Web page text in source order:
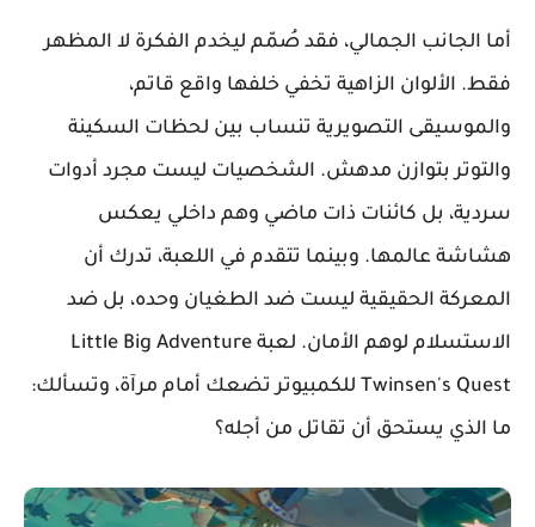
أما الجانب الجمالي، فقد صُمّم ليخدم الفكرة لا المظهر
فقط. الألوان الزاهية تخفي خلفها واقع قاتم،
والموسيقى التصويرية تنساب بين لحظات السكينة
والتوتر بتوازن مدهش. الشخصيات ليست مجرد أدوات
سردية، بل كائنات ذات ماضي وهم داخلي يعكس
هشاشة عالمها. وبينما تتقدم في اللعبة، تدرك أن
المعركة الحقيقية ليست ضد الطغيان وحده، بل ضد
الاستسلام لوهم الأمان. لعبة Little Big Adventure
Twinsen's Quest للكمبيوتر تضعك أمام مرآة، وتسألك:
ما الذي يستحق أن تقاتل من أجله؟